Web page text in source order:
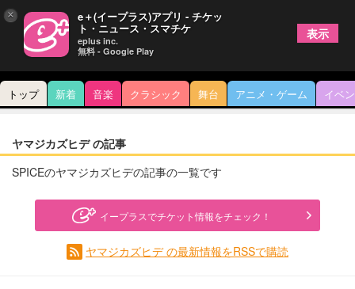
トップ 新着 音楽 クラシック 舞台 アニメ・ゲーム イベ
ヤマジカズヒデ の記事
SPICEのヤマジカズヒデの記事の一覧です
イープラスでチケット情報をチェック！
ヤマジカズヒデ の最新情報をRSSで購読
× e＋(イープラス)アプリ - チケッ
ト・ニュース・スマチケ
eplus inc.
無料 - Google Play
表示